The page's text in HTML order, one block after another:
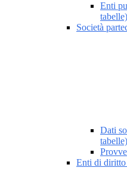
Enti
tabelle)
Società
Dati
tabelle)
Enti di